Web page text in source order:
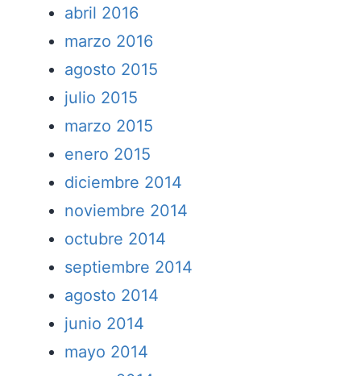
abril 2016
marzo 2016
agosto 2015
julio 2015
marzo 2015
enero 2015
diciembre 2014
noviembre 2014
octubre 2014
septiembre 2014
agosto 2014
junio 2014
mayo 2014